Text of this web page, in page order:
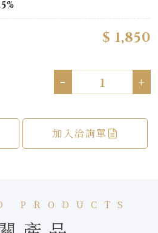
$ 1,850
- +
加入洽詢單
PRODUCTS